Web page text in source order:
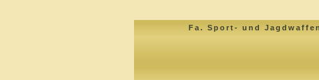
Fa. Sport- und